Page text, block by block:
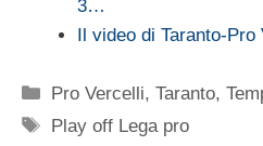
3…
Il video di Taranto-
Categorie
Pro Vercelli,Taranto,
Tag
Play off Lega pro